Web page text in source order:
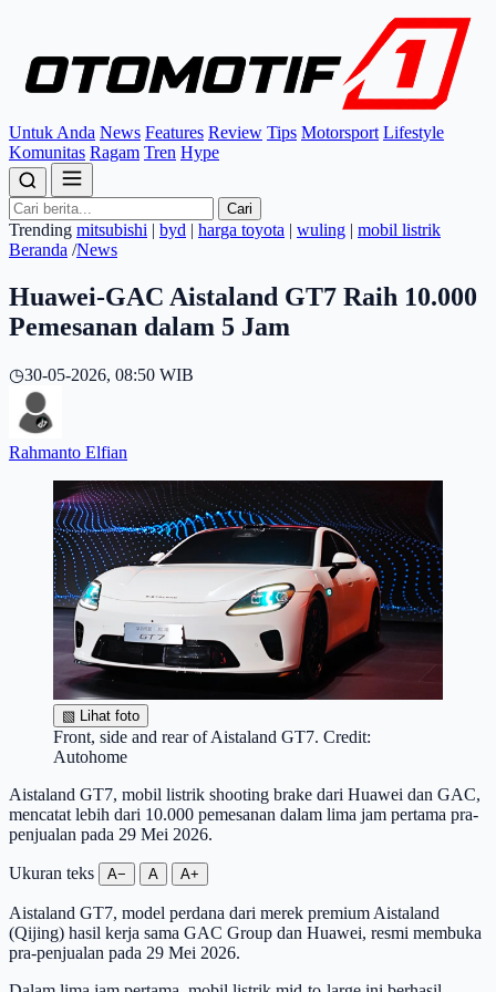
Untuk Anda News Features Review Tips Motorsport Lifestyle
Komunitas Ragam Tren Hype
Cari
Trending mitsubishi | byd | harga toyota | wuling | mobil listrik
Beranda /News
Huawei-GAC Aistaland GT7 Raih 10.000
Pemesanan dalam 5 Jam
◷30-05-2026, 08:50 WIB
Rahmanto Elfian
▧ Lihat foto
Front, side and rear of Aistaland GT7. Credit:
Autohome
Aistaland GT7, mobil listrik shooting brake dari Huawei dan GAC,
mencatat lebih dari 10.000 pemesanan dalam lima jam pertama pra-
penjualan pada 29 Mei 2026.
Ukuran teks A− A A+
Aistaland GT7, model perdana dari merek premium Aistaland
(Qijing) hasil kerja sama GAC Group dan Huawei, resmi membuka
pra-penjualan pada 29 Mei 2026.